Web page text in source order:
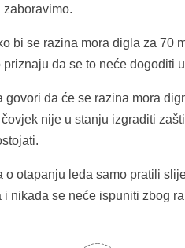
bi se razina mora digla za 70
da se to neće dogoditi
da će se razina mora
nije u stanju izgraditi
otapanju leda samo pratili
nikada se neće ispuniti zbog